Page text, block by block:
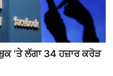
‘ਤੇ ਲੱਗਾ 34 ਹਜ਼ਾਰ ਕਰੋੜ